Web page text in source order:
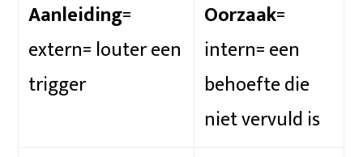
Aanleiding=
extern= louter een
trigger
Oorzaak=
intern= een
behoefte die
niet vervuld is